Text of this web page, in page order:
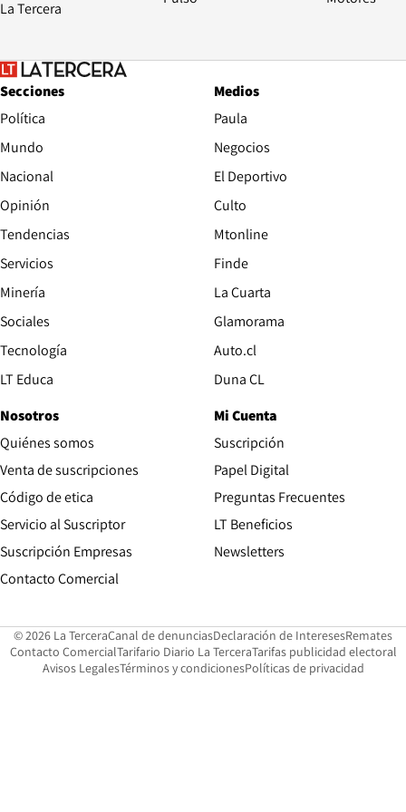
La Tercera
Secciones
Política
Mundo
Nacional
Opinión
Tendencias
Servicios
Minería
Sociales
Tecnología
LT Educa
Medios
Paula
Negocios
El Deportivo
Culto
Mtonline
Finde
La Cuarta
Glamorama
Auto.cl
Duna CL
Nosotros
Quiénes somos
Venta de suscripciones
Código de etica Opens in new window
Servicio al Suscriptor
Suscripción Empresas
Contacto Comercial
Mi Cuenta
Suscripción
Papel Digital
Preguntas Frecuentes
LT Beneficios
Newsletters
© 2026 La TerceraCanal de denunciasOpens in new window
Declaración de InteresesOpens in
Remates
Contacto ComercialOpens in new window
Tarifario Diario La TerceraOpens in new window
Tarifas publicidad electoral
Avisos LegalesOpens in new window
Términos y condicionesPolíticas de privacidad